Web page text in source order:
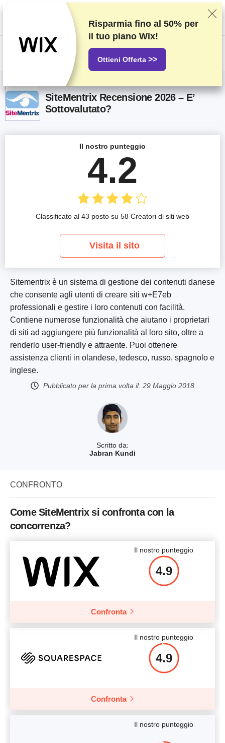
Classifichiamo i fornitori in base a test e ricerche rigorosi, ma teniamo
anche in considerazione la tua opinione e i nostri accordi commerciali con
gli stessi fornitori. Questa pagina contiene link di affiliazione. Informativa
US$
SiteMentrix Recensione 2026 – E’
Sottovalutato?
Scritto da:
Jabran Kundi
Sitementrix è un sistema di gestione dei contenuti danese
che consente agli utenti di creare siti w+E7eb
professionali e gestire i loro contenuti con facilità.
Contiene numerose funzionalità che aiutano i proprietari
di siti ad aggiungere più funzionalità al loro sito, oltre a
renderlo user-friendly e attraente. Puoi ottenere
assistenza clienti in olandese, tedesco, russo, spagnolo e
inglese.
Pubblicato per la prima volta il: 29 Maggio 2018
Il nostro punteggio
4.2
Classificato al 43 posto su 58 Creatori di siti web
Visita il sito
CONFRONTO
Come SiteMentrix si confronta con la
concorrenza?
Il nostro punteggio
4.9
Confronta
Il nostro punteggio
4.9
Confronta
Il nostro punteggio
Risparmia fino al 50% per
il tuo piano Wix!
Ottieni Offerta >>